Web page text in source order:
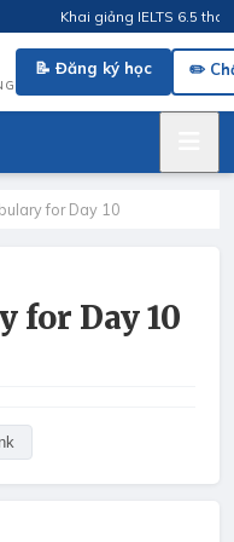
Khai giảng IELTS 6.5
📝 Đăng ký học ✏️
for Day 10
for Day 10